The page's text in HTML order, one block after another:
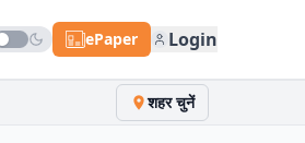
ePaper Login
शहर चुनें